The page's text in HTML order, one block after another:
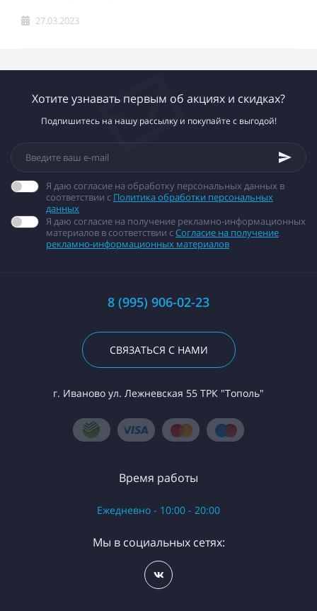
27.03.2023
Хотите узнавать первым об акциях и скидках?
Подпишитесь на нашу рассылку и покупайте с выгодой!
Я даю согласие на обработку персональных данных в
соответствии с Политика обработки персональных
данных
Я даю согласие на получение рекламно-информационных
материалов в соответствии сСогласие на получение
рекламно-информационных материалов
8 (995) 906-02-23
СВЯЗАТЬСЯ С НАМИ
г. Иваново ул. Лежневская 55 ТРК "Тополь"
Время работы
Ежедневно - 10:00 - 20:00
Мы в социальных сетях: